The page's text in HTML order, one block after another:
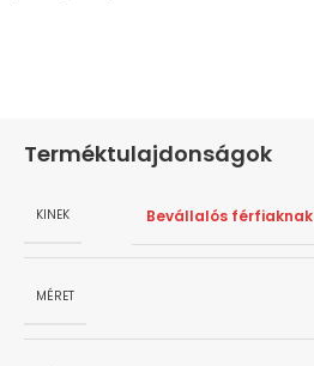
Terméktulajdonságok
KINEK Bevállalós férfiaknak
MÉRET